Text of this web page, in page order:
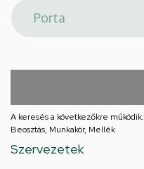
A keresés a következőkre
Beosztás, Munkakör, Mellék
Szervezetek